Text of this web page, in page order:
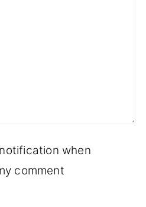
when
comment